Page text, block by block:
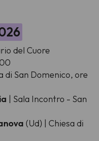
del Cuore
di San Domenico, ore
| Sala Incontro - San
(Ud) | Chiesa di